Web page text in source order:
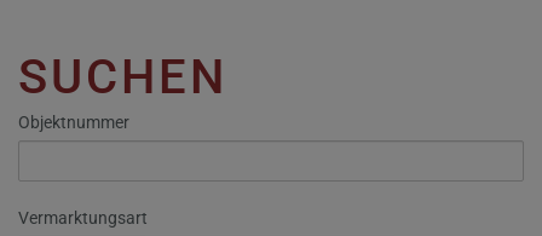
SUCHEN
Objektnummer
Vermarktungsart